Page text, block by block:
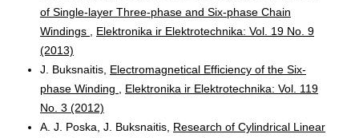
of Single-layer Three-phase and Six-phase Chain
Windings
Elektronika ir Elektrotechnika: Vol. 19 No. 9
(2013)
J. Buksnaitis, Electromagnetical Efficiency of the Six-
phase Winding
Elektronika ir Elektrotechnika: Vol. 119
No. 3 (2012)
A. J. Poska, J. Buksnaitis, Research of Cylindrical Linear